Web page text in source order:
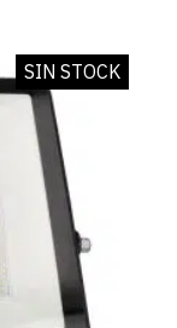
SIN STOCK